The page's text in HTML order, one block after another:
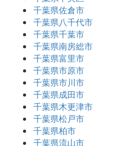
千葉県佐倉市
千葉県八千代市
千葉県千葉市
千葉県南房総市
千葉県富里市
千葉県市原市
千葉県市川市
千葉県成田市
千葉県木更津市
千葉県松戸市
千葉県柏市
千葉県流山市